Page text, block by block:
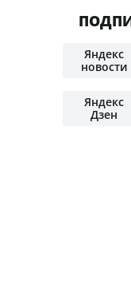
Яндекс
новости
Яндекс
Дзен